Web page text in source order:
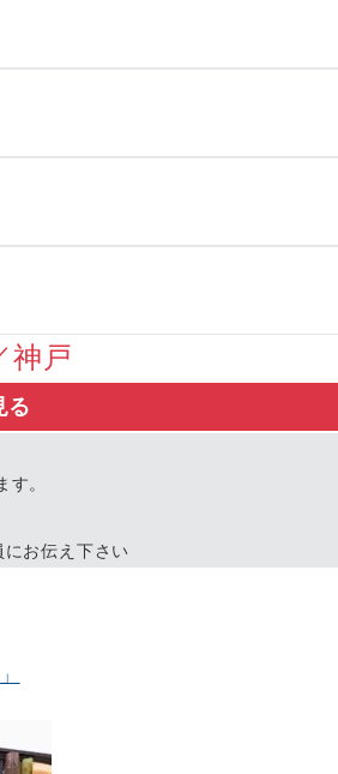
神戸
る
。
お伝え下さい